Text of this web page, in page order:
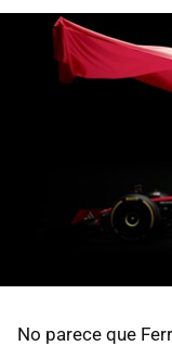
No parece que